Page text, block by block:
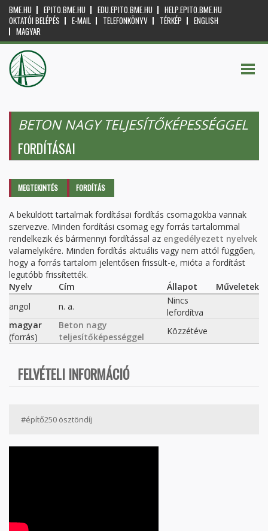
BME.HU EPITO.BME.HU EDU.EPITO.BME.HU
HELP.EPITO.BME.HU
OKTATÓI BELÉPÉS
E-MAIL TELEFONKÖNYV TÉRKÉP
ENGLISH
MAGYAR
BETON NAGY TELJESÍTŐKÉPESSÉGGEL
FORDÍTÁSAI
Elsődleges fülek
MEGTEKINTÉS FORDÍTÁS
A beküldött tartalmak fordításai fordítás csomagokba vannak
szervezve. Minden fordítási csomag egy forrás tartalommal
rendelkezik és bármennyi fordítással az engedélyezett nyelvek
valamelyikére. Minden fordítás aktuális vagy nem attól függően,
hogy a forrás tartalom jelentősen frissült-e, mióta a fordítást
legutóbb frissítették.
Nyelv
Cím Állapot
Műveletek
angol
n. a.
Nincs
lefordítva
magyar
(forrás)
Beton nagy
teljesítőképességgel
Közzétéve
FELVÉTELI INFORMÁCIÓ
#építő250 ösztöndíj